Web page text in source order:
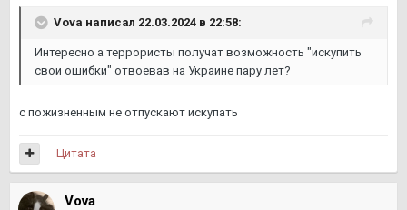
Vova написал 22.03.2024 в 22:58:
Интересно а террористы получат возможность "искупить
свои ошибки" отвоевав на Украине пару лет?
с пожизненным не отпускают искупать
Цитата
Vova